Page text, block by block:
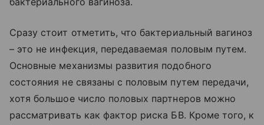
Сразу стоит отметить, что бактериальный вагиноз
– это не инфекция, передаваемая половым путем.
Основные механизмы развития подобного
состояния не связаны с половым путем передачи,
хотя большое число половых партнеров можно
рассматривать как фактор риска БВ. Кроме того, к